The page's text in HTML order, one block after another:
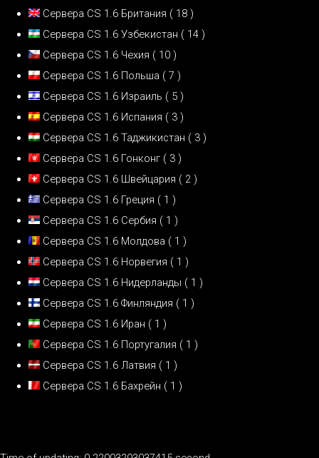
Сервера CS 1.6 Британия ( 18 )
Сервера CS 1.6 Узбекистан ( 14 )
Сервера CS 1.6 Чехия ( 10 )
Сервера CS 1.6 Польша ( 7 )
Сервера CS 1.6 Израиль ( 5 )
Сервера CS 1.6 Испания ( 3 )
Сервера CS 1.6 Таджикистан ( 3 )
Сервера CS 1.6 Гонконг ( 3 )
Сервера CS 1.6 Швейцария ( 2 )
Сервера CS 1.6 Греция ( 1 )
Сервера CS 1.6 Сербия ( 1 )
Сервера CS 1.6 Молдова ( 1 )
Сервера CS 1.6 Норвегия ( 1 )
Сервера CS 1.6 Нидерланды ( 1 )
Сервера CS 1.6 Финляндия ( 1 )
Сервера CS 1.6 Иран ( 1 )
Сервера CS 1.6 Португалия ( 1 )
Сервера CS 1.6 Латвия ( 1 )
Сервера CS 1.6 Бахрейн ( 1 )